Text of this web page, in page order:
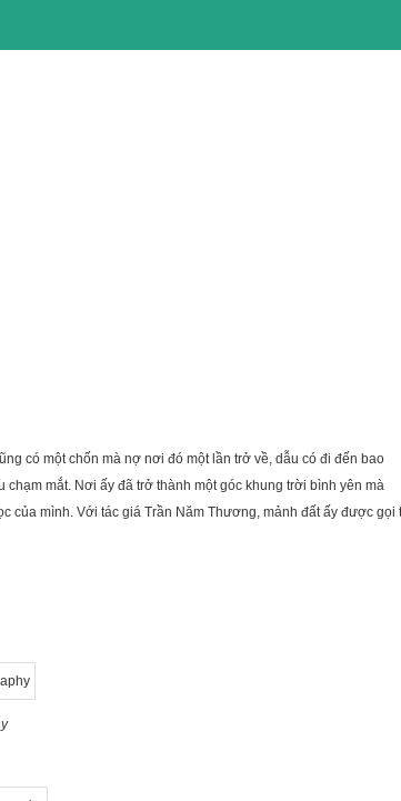
có một chốn mà nợ nơi đó một lần trở về, dẫu có đi đến bao
mắt. Nơi ấy đã trở thành một góc khung trời bình yên mà
của mình. Với tác giá Trần Năm Thương, mảnh đất ấy được gọi